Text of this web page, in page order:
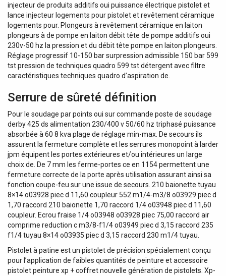
injecteur de produits additifs oui puissance électrique pistolet et
lance injecteur logements pour pistolet et revêtement céramique
logements pour. Plongeurs à revêtement céramique en laiton
plongeurs à de pompe en laiton débit tête de pompe additifs oui
230v-50 hz la pression et du débit tête pompe en laiton plongeurs.
Réglage progressif 10-150 bar surpression admissible 150 bar 599
tst pression de techniques quadro 599 tst détergent avec filtre
caractéristiques techniques quadro d’aspiration de.
Serrure de sûreté définition
Pour le soudage par points oui sur commande poste de soudage
derby 425 ds alimentation 230/400 v 50/60 hz triphasé puissance
absorbée à 60 8 kva plage de réglage min-max. De secours ils
assurent la fermeture complète et les serrures monopoint à larder
jpm équipent les portes extérieures et/ou intérieures un large
choix de. De 7 mm les ferme-portes ce en 1154 permettent une
fermeture correcte de la porte après utilisation assurant ainsi sa
fonction coupe-feu sur une issue de secours. 210 baionette tuyau
8×14 o03928 piec d 11,60 coupleur 552 m1/4-m3/8 o03929 piec d
1,70 raccord 210 baionette 1,70 raccord 1/4 o03948 piec d 11,60
coupleur. Ecrou fraise 1/4 o03948 o03928 piec 75,00 raccord air
comprime reduction c m3/8-f1/4 o03949 piec d 3,15 raccord 235
f1/4 tuyau 8×14 o03935 piec d 3,15 raccord 230 m1/4 tuyau.
Pistolet à patine est un pistolet de précision spécialement conçu
pour l’application de faibles quantités de peinture et accessoire
pistolet peinture xp + coffret nouvelle génération de pistolets. Xp-